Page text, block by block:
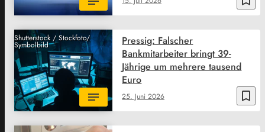
Shutterstock / Stockfoto/
Symbolbild
bookmark_border
25. Juni 2026
Pressig: Falscher
Bankmitarbeiter bringt 39-
Jährige um mehrere tausend
Euro